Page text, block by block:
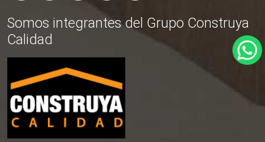
Somos integrantes del Grupo Construya
Calidad